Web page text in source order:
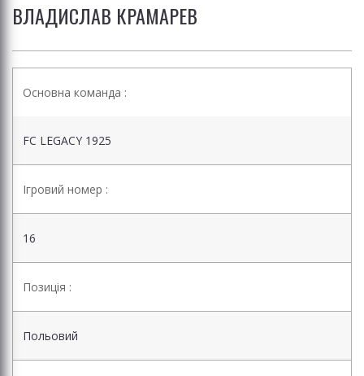
ВЛАДИСЛАВ КРАМАРЕВ
Основна команда :
FC LEGACY 1925
Ігровий номер :
16
Позиція :
Польовий